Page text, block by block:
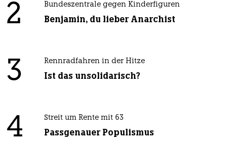
2 Bundeszentrale gegen Kinderfiguren
Benjamin, du lieber Anarchist
3 Rennradfahren in der Hitze
Ist das unsolidarisch?
4 Streit um Rente mit 63
Passgenauer Populismus